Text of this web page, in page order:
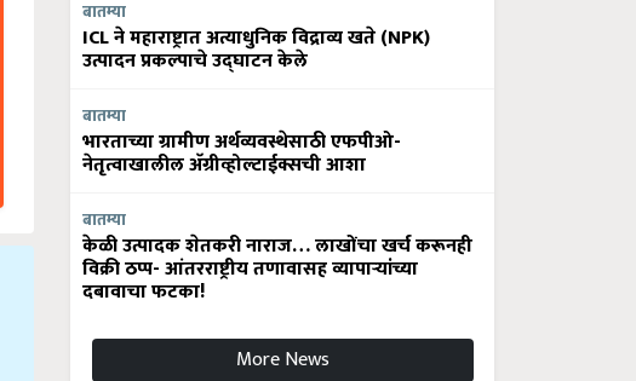
बातम्या
ICL ने महाराष्ट्रात अत्याधुनिक विद्राव्य खते (NPK)
उत्पादन प्रकल्पाचे उद्घाटन केले
बातम्या
भारताच्या ग्रामीण अर्थव्यवस्थेसाठी एफपीओ-
नेतृत्वाखालील अ‍ॅग्रीव्होल्टाईक्सची आशा
बातम्या
केळी उत्पादक शेतकरी नाराज… लाखोंचा खर्च करूनही
विक्री ठप्प- आंतरराष्ट्रीय तणावासह व्यापाऱ्यांच्या
दबावाचा फटका!
More News